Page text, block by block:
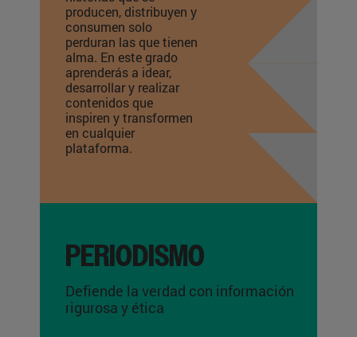
producen, distribuyen y
consumen solo
perduran las que tienen
alma. En este grado
aprenderás a idear,
desarrollar y realizar
contenidos que
inspiren y transformen
en cualquier
plataforma.
PERIODISMO
Defiende la verdad con información
rigurosa y ética